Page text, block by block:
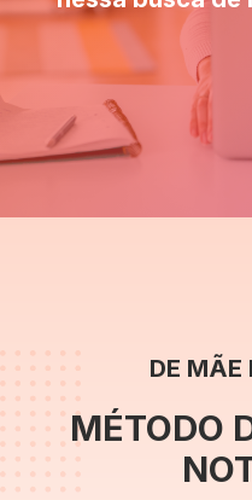
DE MÃE
MÉTODO